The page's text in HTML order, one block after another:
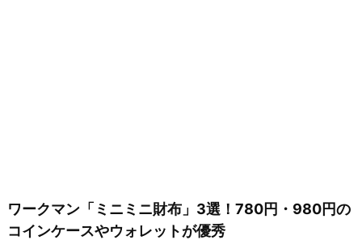
ワークマン「ミニミニ財布」3選！780円・980円の
コインケースやウォレットが優秀